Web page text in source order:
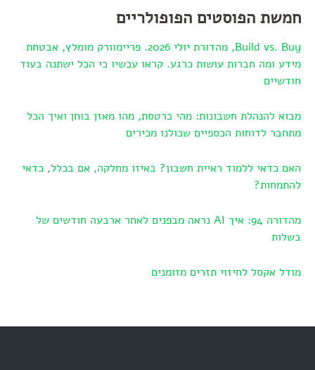
חמשת הפוסטים הפופולריים
Build vs. Buy, מהדורת יולי 2026. פריימוורק מומלץ, אבטחת
מידע ומה חברות עושות כרגע. קראו עכשיו כי הכל ישתנה בעוד
חודשיים
מבוא להנהלת חשבונות: מהי כרטסת, מהו מאזן בוחן ואיך הכל
מתחבר לדוחות הכספיים שכולנו מכירים
האם כדאי ללמוד ראיית חשבון? באיזו מחלקה, אם בכלל, כדאי
להתמחות?
מהדורה 94: איך AI נראה מבפנים לאחר ארבעה חודשים של
בשלות
מודל אקסל לחיזוי תזרים מזומנים